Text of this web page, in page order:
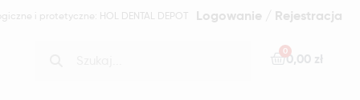
i protetyczne: HOL DENTAL DEPOT Logowanie / Rejestracja
0,00 zł